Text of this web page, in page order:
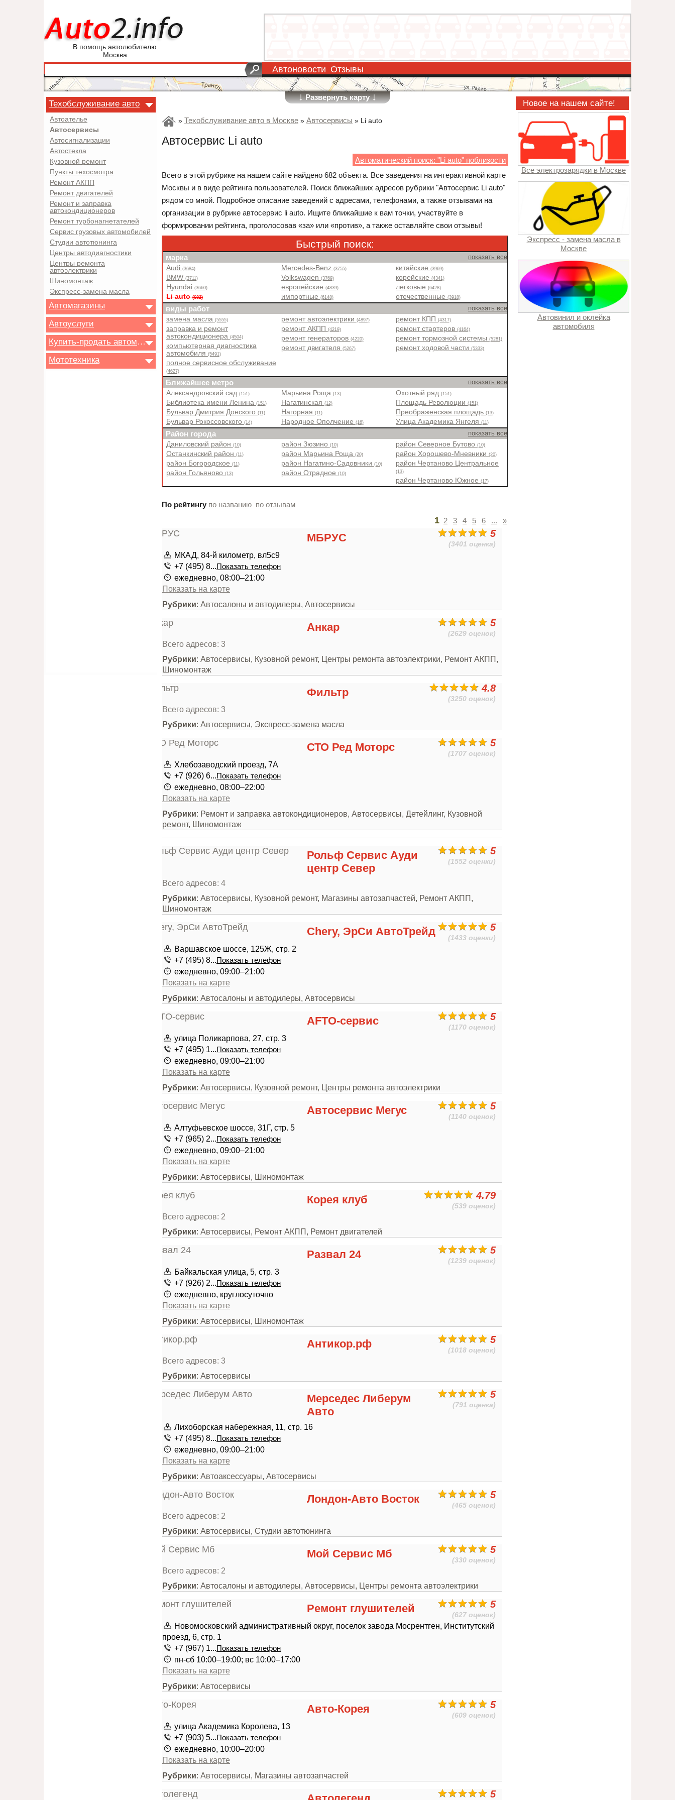
В помощь автолюбителю
Москва
Автоновости Отзывы
↓Развернуть карту↓
Техобслуживание авто
Автоателье
Автосервисы
Автосигнализации
Автостекла
Кузовной ремонт
Пункты техосмотра
Ремонт АКПП
Ремонт двигателей
Ремонт и заправка
автокондиционеров
Ремонт турбонагнетателей
Сервис грузовых автомобилей
Студии автотюнинга
Центры автодиагностики
Центры ремонта
автоэлектрики
Шиномонтаж
Экспресс-замена масла
Автомагазины
Автоуслуги
Купить-продать автомобиль
Мототехника
» Техобслуживание авто в Москве » Автосервисы » Li auto
Автосервис Li auto
Автоматический поиск: "Li auto" поблизости
Всего в этой рубрике на нашем сайте найдено 682 объекта. Все заведения на интерактивной карте
Москвы и в виде рейтинга пользователей. Поиск ближайших адресов рубрики "Автосервис Li auto"
рядом со мной. Подробное описание заведений с адресами, телефонами, а также отзывами на
организации в рубрике автосервис li auto. Ищите ближайшие к вам точки, участвуйте в
формировании рейтинга, проголосовав «за» или «против», а также оставляйте свои отзывы!
Быстрый поиск:
марка показать все
Audi (3684)
BMW (3711)
Hyundai (3660)
Li auto(682)
Mercedes-Benz (3755)
Volkswagen (3769)
европейские (4839)
импортные (6148)
китайские(3969)
корейские(4341)
легковые(6428)
отечественные(3918)
виды работ показать все
замена масла (5555)
заправка и ремонт
автокондиционера (4504)
компьютерная диагностика
автомобиля (5491)
полное сервисное обслуживание
(4627)
ремонт автоэлектрики (4897)
ремонт АКПП (4219)
ремонт генераторов (4220)
ремонт двигателя (5267)
ремонт КПП(4317)
ремонт стартеров(4164)
ремонт тормозной системы(5281)
ремонт ходовой части(5333)
Ближайшее метро показать все
Александровский сад (151)
Библиотека имени Ленина (151)
Бульвар Дмитрия Донского (11)
Бульвар Рокоссовского (14)
Марьина Роща (13)
Нагатинская (12)
Нагорная (11)
Народное Ополчение (16)
Охотный ряд(151)
Площадь Революции(151)
Преображенская площадь(13)
Улица Академика Янгеля(11)
Район города показать все
Даниловский район (10)
Останкинский район (11)
район Богородское (11)
район Гольяново (13)
район Зюзино (10)
район Марьина Роща (20)
район Нагатино-Садовники (10)
район Отрадное (10)
район Северное Бутово(10)
район Хорошево-Мневники(20)
район Чертаново Центральное
(13)
район Чертаново Южное(17)
По рейтингу по названию по отзывам
1 2 3 4 5 6 ... »
5
(3401 оценка)
МБРУС
МКАД, 84-й километр, вл5с9
+7 (495) 8...Показать телефон
ежедневно, 08:00–21:00
Показать на карте
Рубрики: Автосалоны и автодилеры, Автосервисы
5
(2629 оценок)
Анкар
Всего адресов: 3
Рубрики: Автосервисы, Кузовной ремонт, Центры ремонта автоэлектрики, Ремонт АКПП,
Шиномонтаж
4.8
(3250 оценок)
Фильтр
Всего адресов: 3
Рубрики: Автосервисы, Экспресс-замена масла
5
(1707 оценок)
СТО Ред Моторс
Хлебозаводский проезд, 7А
+7 (926) 6...Показать телефон
ежедневно, 08:00–22:00
Показать на карте
Рубрики: Ремонт и заправка автокондиционеров, Автосервисы, Детейлинг, Кузовной
ремонт, Шиномонтаж
5
(1552 оценки)
Рольф Сервис Ауди
центр Север
Всего адресов: 4
Рубрики: Автосервисы, Кузовной ремонт, Магазины автозапчастей, Ремонт АКПП,
Шиномонтаж
5
(1433 оценки)
Chery, ЭрСи АвтоТрейд
Варшавское шоссе, 125Ж, стр. 2
+7 (495) 8...Показать телефон
ежедневно, 09:00–21:00
Показать на карте
Рубрики: Автосалоны и автодилеры, Автосервисы
5
(1170 оценок)
AFTO-сервис
улица Поликарпова, 27, стр. 3
+7 (495) 1...Показать телефон
ежедневно, 09:00–21:00
Показать на карте
Рубрики: Автосервисы, Кузовной ремонт, Центры ремонта автоэлектрики
5
(1140 оценок)
Автосервис Мегус
Алтуфьевское шоссе, 31Г, стр. 5
+7 (965) 2...Показать телефон
ежедневно, 09:00–21:00
Показать на карте
Рубрики: Автосервисы, Шиномонтаж
4.79
(539 оценок)
Корея клуб
Всего адресов: 2
Рубрики: Автосервисы, Ремонт АКПП, Ремонт двигателей
5
(1239 оценок)
Развал 24
Байкальская улица, 5, стр. 3
+7 (926) 2...Показать телефон
ежедневно, круглосуточно
Показать на карте
Рубрики: Автосервисы, Шиномонтаж
5
(1018 оценок)
Антикор.рф
Всего адресов: 3
Рубрики: Автосервисы
5
(791 оценка)
Мерседес Либерум
Авто
Лихоборская набережная, 11, стр. 16
+7 (495) 8...Показать телефон
ежедневно, 09:00–21:00
Показать на карте
Рубрики: Автоаксессуары, Автосервисы
5
(465 оценок)
Лондон-Авто Восток
Всего адресов: 2
Рубрики: Автосервисы, Студии автотюнинга
5
(330 оценок)
Мой Сервис Мб
Всего адресов: 2
Рубрики: Автосалоны и автодилеры, Автосервисы, Центры ремонта автоэлектрики
5
(627 оценок)
Peмонт глушителей
Новомосковский административный округ, поселок завода Мосрентген, Институтский
проезд, 6, стр. 1
+7 (967) 1...Показать телефон
пн-сб 10:00–19:00; вс 10:00–17:00
Показать на карте
Рубрики: Автосервисы
5
(609 оценок)
Авто-Корея
улица Академика Королева, 13
+7 (903) 5...Показать телефон
ежедневно, 10:00–20:00
Показать на карте
Рубрики: Автосервисы, Магазины автозапчастей
5
Новое на нашем сайте!
Все электрозарядки в Москве
Экспресс - замена масла в
Москве
Автовинил и оклейка
автомобиля